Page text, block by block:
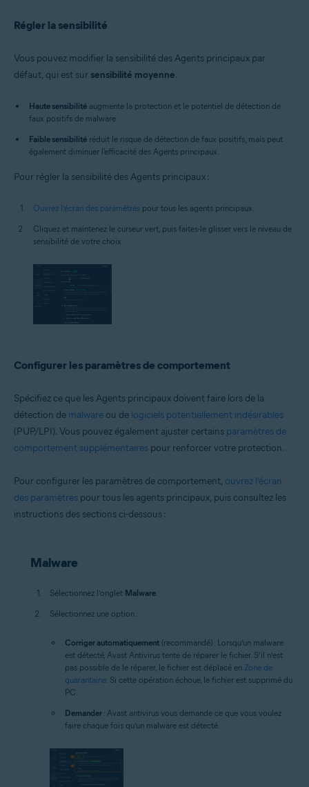
Régler la sensibilité
Vous pouvez modifier la sensibilité des Agents principaux par
défaut, qui est sur sensibilité moyenne.
Haute sensibilité augmente la protection et le potentiel de détection de
faux positifs de malware.
Faible sensibilité réduit le risque de détection de faux positifs, mais peut
également diminuer l'efficacité des Agents principaux.
Pour régler la sensibilité des Agents principaux :
Ouvrez l’écran des paramètres pour tous les agents principaux.
Cliquez et maintenez le curseur vert, puis faites-le glisser vers le niveau de
sensibilité de votre choix.
Configurer les paramètres de comportement
Spécifiez ce que les Agents principaux doivent faire lors de la
détection de malware ou de logiciels potentiellement indésirables
(PUP/LPI). Vous pouvez également ajuster certains paramètres de
comportement supplémentaires pour renforcer votre protection.
Pour configurer les paramètres de comportement, ouvrez l’écran
des paramètres pour tous les agents principaux, puis consultez les
instructions des sections ci-dessous :
Malware
Sélectionnez l’onglet Malware.
Sélectionnez une option :
Corriger automatiquement (recommandé) : Lorsqu’un malware
est détecté, Avast Antivirus tente de réparer le fichier. S’il n’est
pas possible de le réparer, le fichier est déplacé en Zone de
quarantaine. Si cette opération échoue, le fichier est supprimé du
PC.
Demander : Avast antivirus vous demande ce que vous voulez
faire chaque fois qu’un malware est détecté.